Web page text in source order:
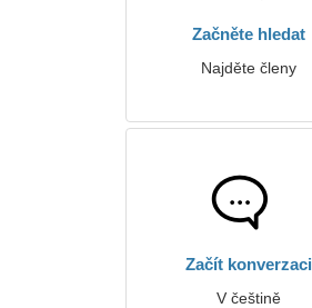
Začněte hledat
Najděte členy
Začít konverzaci
V češtině